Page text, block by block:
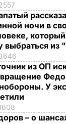
ночи в
выбраться из
из ОП
У
– о